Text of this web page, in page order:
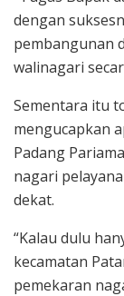
dengan
pembangunan
walinagari
Sementara itu
mengucapkan
Padang
nagari
dekat.
“Kalau dulu
kecamatan
pemekaran